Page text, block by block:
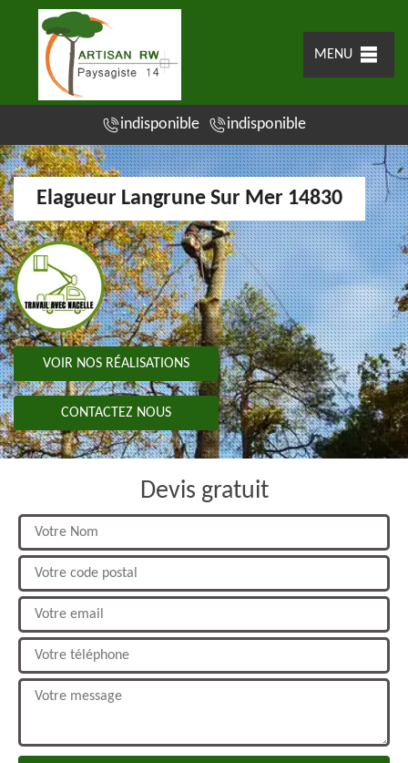
MENU
indisponible indisponible
Elagueur Langrune Sur Mer 14830
VOIR NOS RÉALISATIONS
CONTACTEZ NOUS
Devis gratuit